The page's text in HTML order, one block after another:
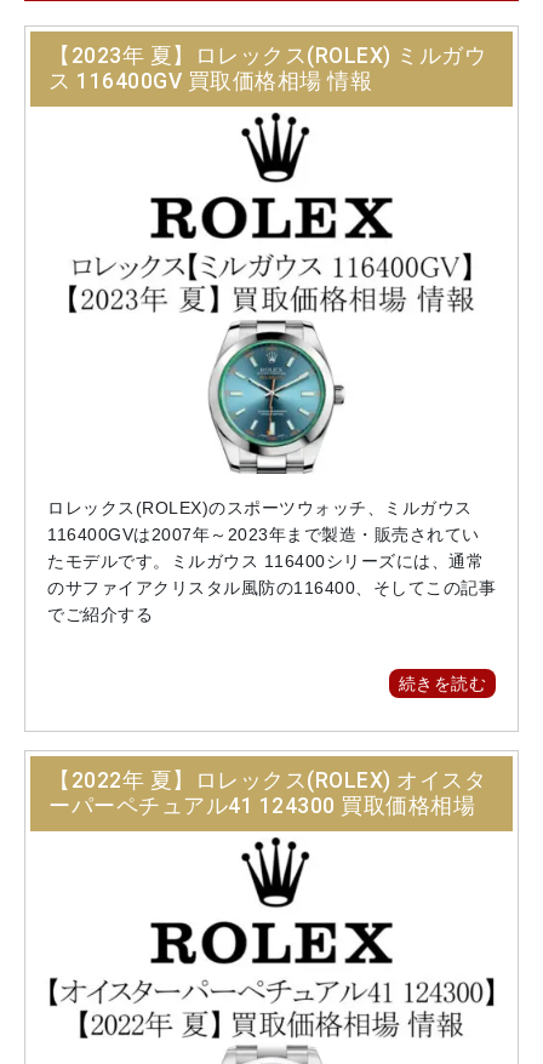
【2023年 夏】ロレックス(ROLEX) ミルガウ
ス 116400GV 買取価格相場 情報
ロレックス(ROLEX)のスポーツウォッチ、ミルガウス
116400GVは2007年～2023年まで製造・販売されてい
たモデルです。ミルガウス 116400シリーズには、通常
のサファイアクリスタル風防の116400、そしてこの記事
でご紹介する
続きを読む
【2022年 夏】ロレックス(ROLEX) オイスタ
ーパーペチュアル41 124300 買取価格相場
情報